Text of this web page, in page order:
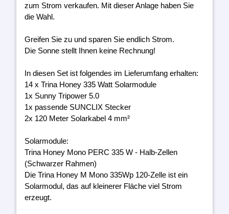
zum Strom verkaufen. Mit dieser Anlage haben Sie
die Wahl.
Greifen Sie zu und sparen Sie endlich Strom.
Die Sonne stellt Ihnen keine Rechnung!
In diesen Set ist folgendes im Lieferumfang erhalten:
14 x Trina Honey 335 Watt Solarmodule
1x Sunny Tripower 5.0
1x passende SUNCLIX Stecker
2x 120 Meter Solarkabel 4 mm²
Solarmodule:
Trina Honey Mono PERC 335 W - Halb-Zellen
(Schwarzer Rahmen)
Die Trina Honey M Mono 335Wp 120-Zelle ist ein
Solarmodul, das auf kleinerer Fläche viel Strom
erzeugt.